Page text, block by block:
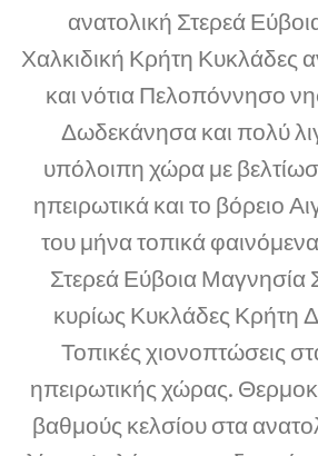
ανατολική Στερεά
Χαλκιδική Κρήτη Κυκλάδες
και νότια Πελοπόννησο
Δωδεκάνησα και πολύ
υπόλοιπη χώρα με
ηπειρωτικά και το βόρειο
του μήνα τοπικά
Στερεά Εύβοια Μαγνησία
κυρίως Κυκλάδες Κρήτη
Τοπικές χιονοπτώσεις
ηπειρωτικής χώρας.
βαθμούς κελσίου στα